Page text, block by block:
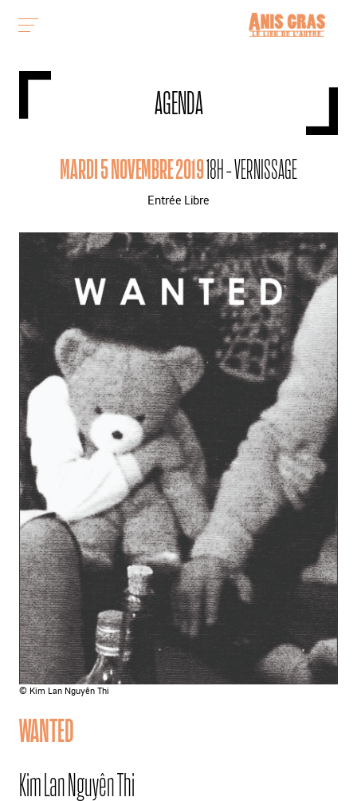
AGENDA
MARDI 5 NOVEMBRE 201918H - VERNISSAGE
Entrée Libre
© Kim Lan Nguyên Thi
WANTED
Kim Lan Nguyên Thi